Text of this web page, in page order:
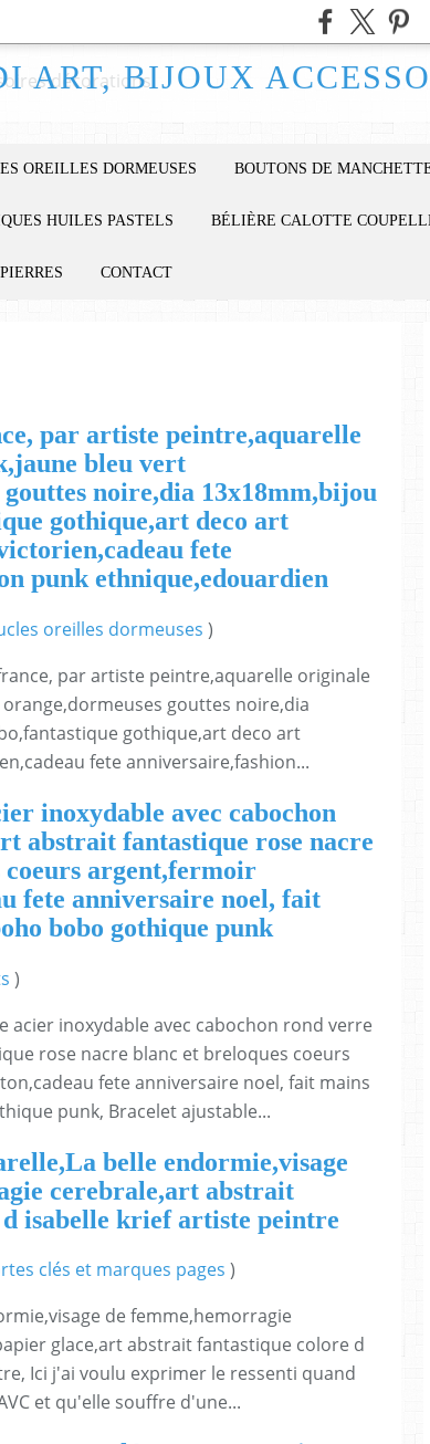
OREILLES DORMEUSES BOUTONS DE
HUILES PASTELS BÉLIÈRE CALOTTE
CONTACT
par artiste peintre,aquarelle
bleu vert
gouttes noire,dia 13x18mm,bijou
gothique,art deco art
fete
punk ethnique,edouardien
oreilles dormeuses )
par artiste peintre,aquarelle originale
gouttes noire,dia
gothique,art deco art
fete anniversaire,fashion...
inoxydable avec cabochon
abstrait fantastique rose nacre
coeurs argent,fermoir
fete anniversaire noel, fait
bobo gothique punk
)
acier inoxydable avec cabochon rond verre
rose nacre blanc et breloques coeurs
fete anniversaire noel, fait mains
punk, Bracelet ajustable...
belle endormie,visage
cerebrale,art abstrait
isabelle krief artiste peintre
clés et marques pages )
de femme,hemorragie
glace,art abstrait fantastique colore d
Ici j'ai voulu exprimer le ressenti quand
et qu'elle souffre d'une...